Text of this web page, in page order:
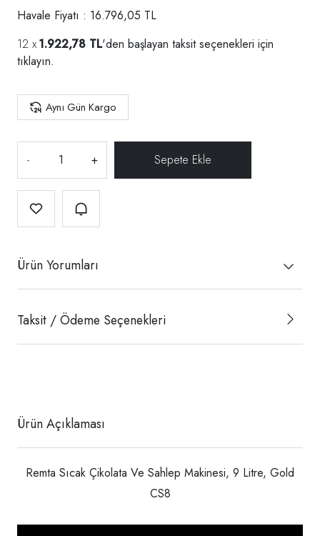
Havale Fiyatı : 16.796,05 TL
1.922,78 TL'den başlayan taksit seçenekleri için
tıklayın.
Aynı Gün Kargo
- +
Ürün Yorumları
Taksit / Ödeme Seçenekleri
Ürün Açıklaması
Remta Sıcak Çikolata Ve Sahlep Makinesi, 9 Litre, Gold
CS8